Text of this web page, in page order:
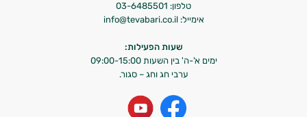
טלפון: 03-6485501
אימייל: info@tevabari.co.il
שעות הפעילות:
ימים א'-ה' בין השעות 09:00-15:00
ערבי חג וחג – סגור.